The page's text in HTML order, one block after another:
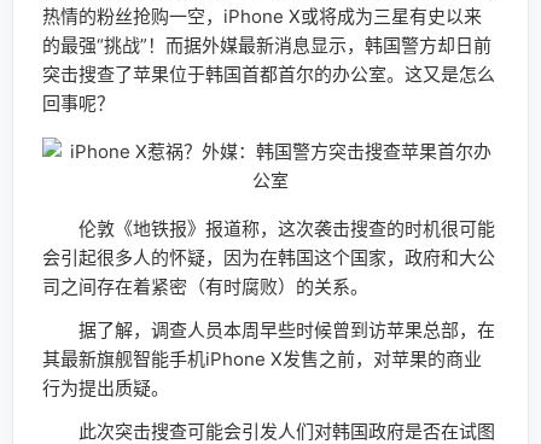
热情的粉丝抢购一空，iPhone X或将成为三星有史以来
的最强“挑战”！而据外媒最新消息显示，韩国警方却日前
突击搜查了苹果位于韩国首都首尔的办公室。这又是怎么
回事呢？
伦敦《地铁报》报道称，这次袭击搜查的时机很可能
会引起很多人的怀疑，因为在韩国这个国家，政府和大公
司之间存在着紧密（有时腐败）的关系。
据了解，调查人员本周早些时候曾到访苹果总部，在
其最新旗舰智能手机iPhone X发售之前，对苹果的商业
行为提出质疑。
此次突击搜查可能会引发人们对韩国政府是否在试图